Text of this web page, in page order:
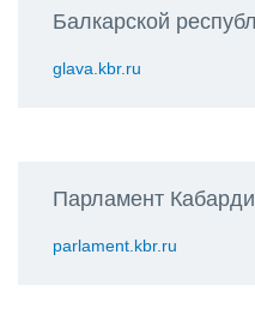
Балкарской
glava.kbr.ru
Парламент
parlament.kbr.ru